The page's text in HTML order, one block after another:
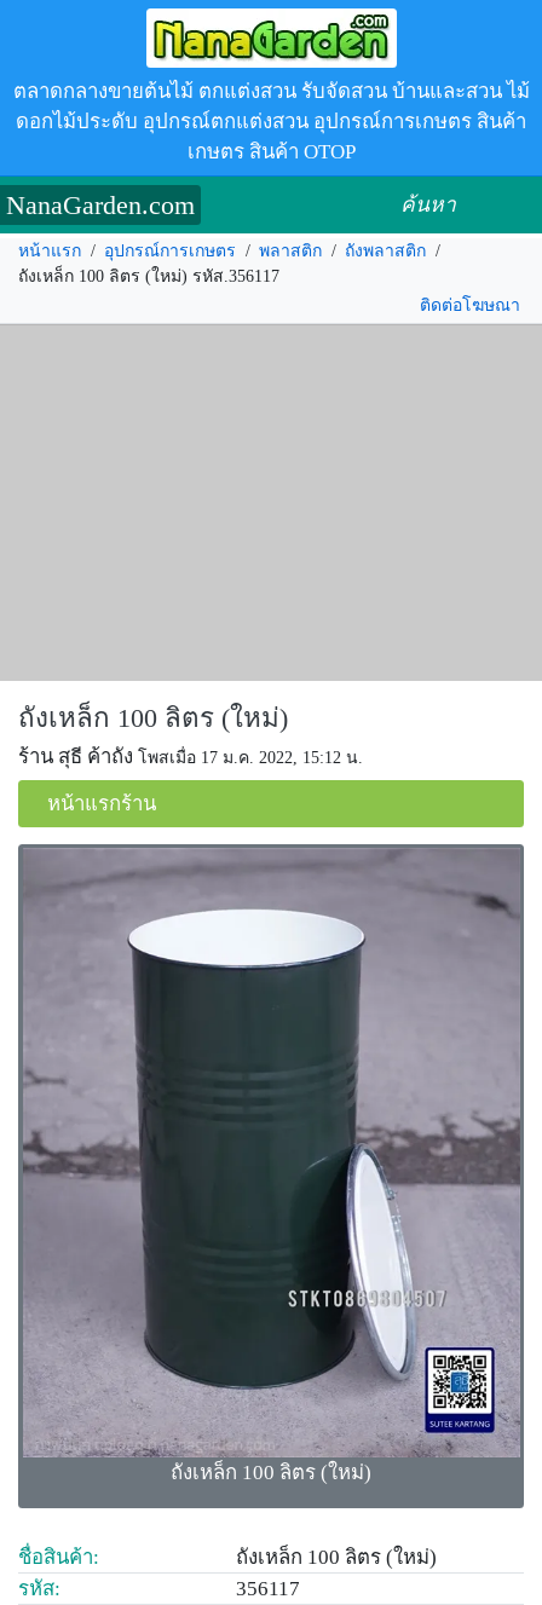
ตลาดกลางขายต้นไม้ ตกแต่งสวน รับจัดสวน บ้านและสวน ไม้
ดอกไม้ประดับ อุปกรณ์ตกแต่งสวน อุปกรณ์การเกษตร สินค้า
เกษตร สินค้า OTOP
NanaGarden.com ค้นหา
หน้าแรก / อุปกรณ์การเกษตร / พลาสติก / ถังพลาสติก /
ถังเหล็ก 100 ลิตร (ใหม่) รหัส.356117
ติดต่อโฆษณา
ถังเหล็ก 100 ลิตร (ใหม่)
ร้าน สุธี ค้าถัง โพสเมื่อ 17 ม.ค. 2022, 15:12 น.
หน้าแรกร้าน
ถังเหล็ก 100 ลิตร (ใหม่)
ชื่อสินค้า:
ถังเหล็ก 100 ลิตร (ใหม่)
รหัส:
356117